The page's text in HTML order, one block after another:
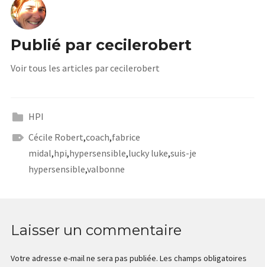
Publié par cecilerobert
Voir tous les articles par cecilerobert
HPI
Cécile Robert,coach,fabrice
midal,hpi,hypersensible,lucky luke,suis-je
hypersensible,valbonne
Laisser un commentaire
Votre adresse e-mail ne sera pas publiée. Les champs obligatoires